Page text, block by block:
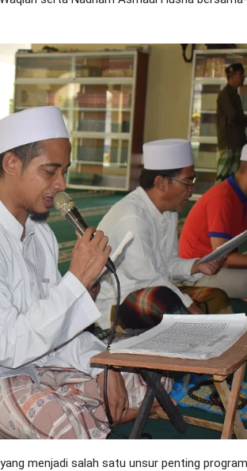
menjadi salah satu unsur penting